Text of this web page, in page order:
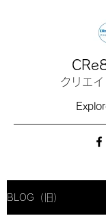
クリエ
BLOG（旧）